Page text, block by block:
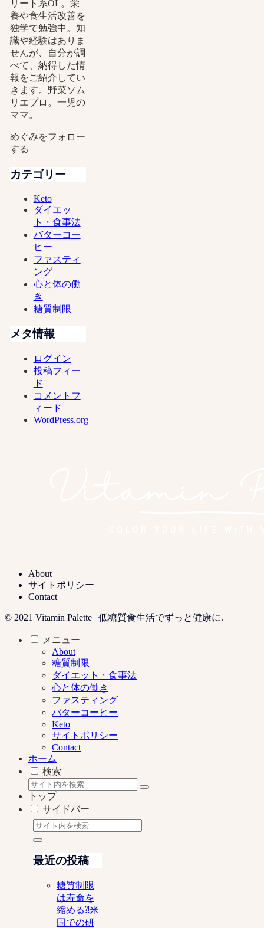
リート系OL。栄
養や食生活改善を
独学で勉強中。知
識や経験はありま
せんが、自分が調
べて、納得した情
報をご紹介してい
きます。野菜ソム
リエプロ。一児の
ママ。
めぐみをフォロー
する
カテゴリー
Keto
ダイエッ
ト・食事法
バターコー
ヒー
ファスティ
ング
心と体の働
き
糖質制限
メタ情報
ログイン
投稿フィー
ド
コメントフ
ィード
WordPress.org
About
サイトポリシー
Contact
© 2021 Vitamin Palette | 低糖質食生活でずっと健康に.
メニュー
About
糖質制限
ダイエット・食事法
心と体の働き
ファスティング
バターコーヒー
Keto
サイトポリシー
Contact
ホーム
検索
トップ
サイドバー
最近の投稿
糖質制限
は寿命を
縮める⁈米
国での研